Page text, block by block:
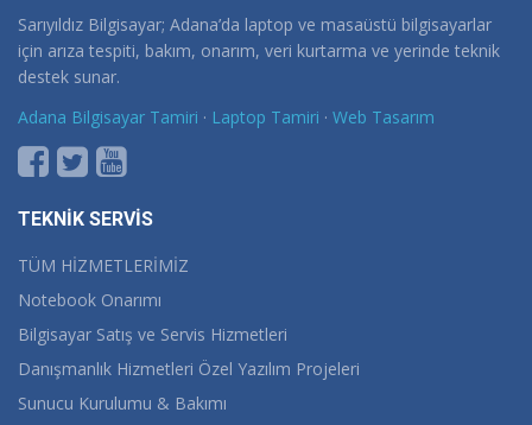
Sarıyıldız Bilgisayar; Adana’da laptop ve masaüstü bilgisayarlar
için arıza tespiti, bakım, onarım, veri kurtarma ve yerinde teknik
destek sunar.
Adana Bilgisayar Tamiri · Laptop Tamiri · Web Tasarım
TEKNİK SERVİS
TÜM HİZMETLERİMİZ
Notebook Onarımı
Bilgisayar Satış ve Servis Hizmetleri
Danışmanlık Hizmetleri Özel Yazılım Projeleri
Sunucu Kurulumu & Bakımı